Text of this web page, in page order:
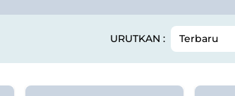
URUTKAN : Terbaru